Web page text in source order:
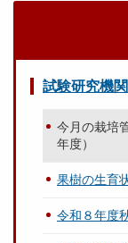
試験研究機関
今月の栽培
年度）
果樹の生育
令和８年度